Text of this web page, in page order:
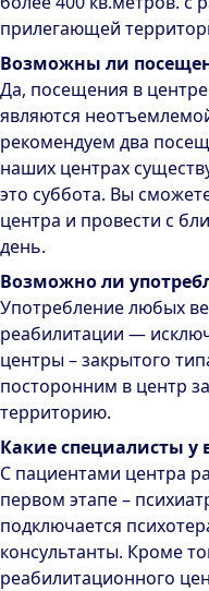
прилегающей
Возможны ли
Да, посещения в
являются
рекомендуем два
наших центрах
это суббота. Вы
центра и провести с
день.
Возможно ли
Употребление любых
реабилитации —
центры – закрытого
посторонним в центр
территорию.
Какие специалисты у
С пациентами центра
первом этапе –
подключается
консультанты. Кроме
реабилитационного